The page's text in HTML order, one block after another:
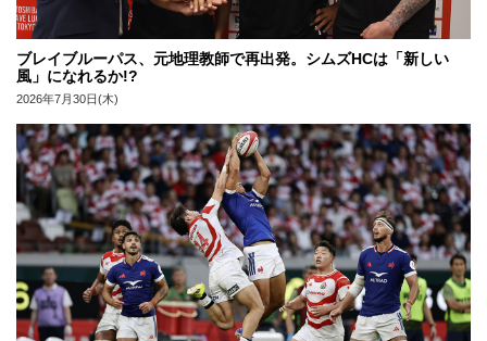
ブレイブルーパス、元地理教師で再出発。シムズHCは「新しい
風」になれるか!?
2026年7月30日(木)